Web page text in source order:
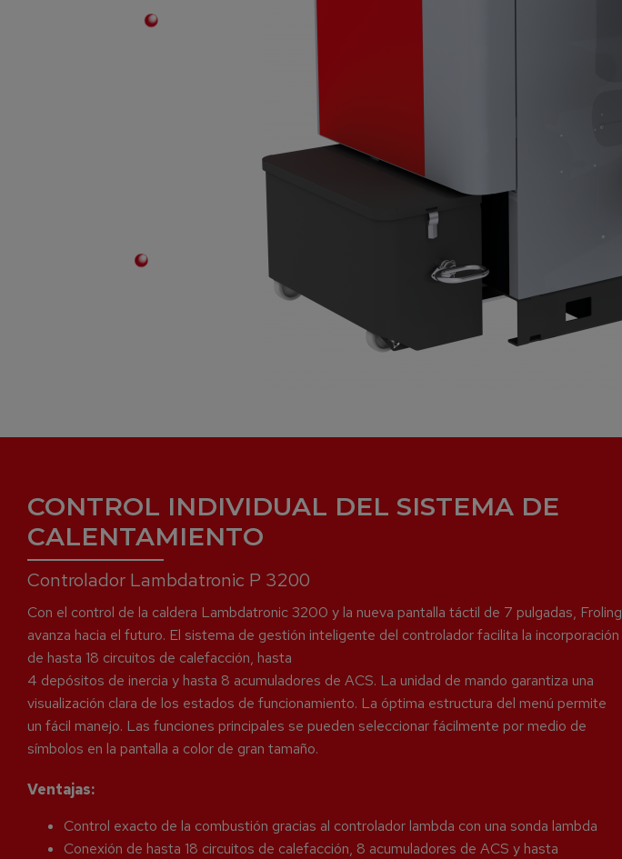
CONTROL INDIVIDUAL DEL SISTEMA DE
CALENTAMIENTO
Controlador Lambdatronic P 3200
Con el control de la caldera Lambdatronic 3200 y la nueva pantalla táctil de 7 pulgadas, Froling
avanza hacia el futuro. El sistema de gestión inteligente del controlador facilita la incorporación
de hasta 18 circuitos de calefacción, hasta
4 depósitos de inercia y hasta 8 acumuladores de ACS. La unidad de mando garantiza una
visualización clara de los estados de funcionamiento. La óptima estructura del menú permite
un fácil manejo. Las funciones principales se pueden seleccionar fácilmente por medio de
símbolos en la pantalla a color de gran tamaño.
Ventajas:
Control exacto de la combustión gracias al controlador lambda con una sonda lambda
Conexión de hasta 18 circuitos de calefacción, 8 acumuladores de ACS y hasta